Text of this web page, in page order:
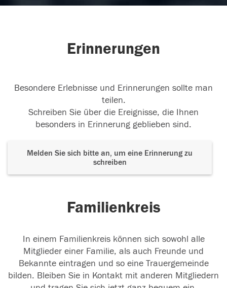
Erinnerungen
Besondere Erlebnisse und Erinnerungen sollte man
teilen.
Schreiben Sie über die Ereignisse, die Ihnen
besonders in Erinnerung geblieben sind.
Melden Sie sich bitte an, um eine Erinnerung zu
schreiben
Familienkreis
In einem Familienkreis können sich sowohl alle
Mitglieder einer Familie, als auch Freunde und
Bekannte eintragen und so eine Trauergemeinde
bilden. Bleiben Sie in Kontakt mit anderen Mitgliedern